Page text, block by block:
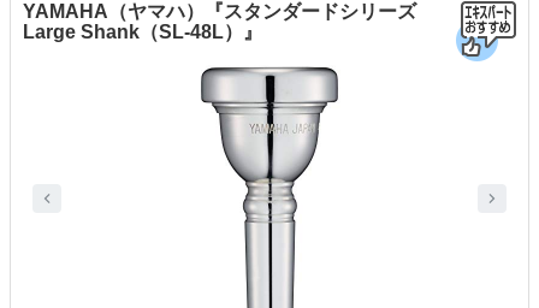
YAMAHA（ヤマハ）『スタンダードシリーズ
Large Shank（SL-48L）』